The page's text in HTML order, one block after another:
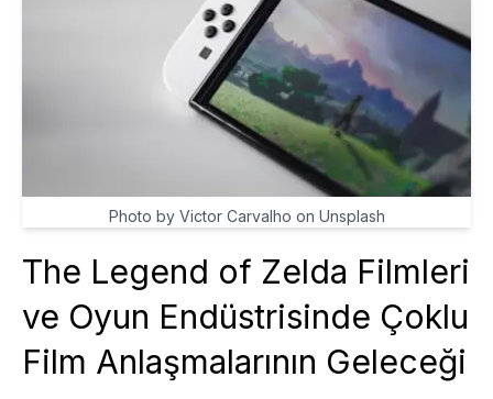
Photo by Victor Carvalho on Unsplash
The Legend of Zelda Filmleri
ve Oyun Endüstrisinde Çoklu
Film Anlaşmalarının Geleceği